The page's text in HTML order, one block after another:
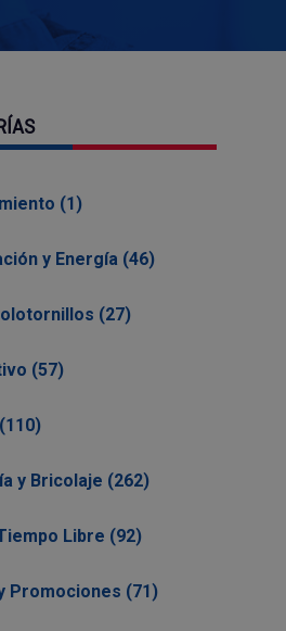
(1)
y Energía (46)
(27)
(57)
y Bricolaje (262)
Libre (92)
Promociones (71)